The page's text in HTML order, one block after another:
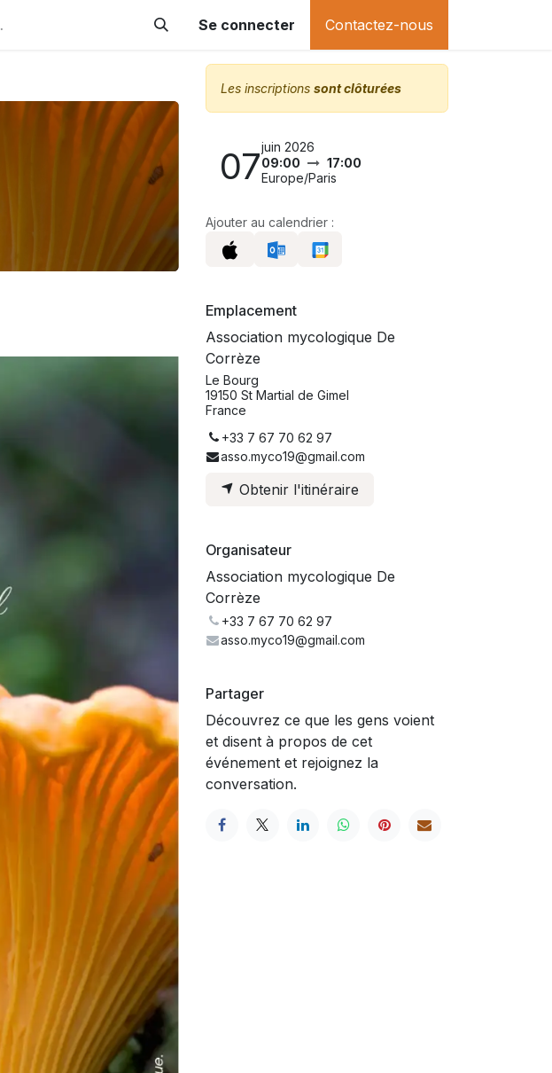
Se connecter Contactez-nous
Les inscriptions sont clôturées
07juin 2026
09:00
17:00
Europe/Paris
Ajouter au calendrier :
Emplacement
Association mycologique De
Corrèze
Le Bourg
19150 St Martial de Gimel
France
+33 7 67 70 62 97
asso.myco19@gmail.com
Obtenir l'itinéraire
Organisateur
Association mycologique De
Corrèze
+33 7 67 70 62 97
asso.myco19@gmail.com
Partager
Découvrez ce que les gens voient
et disent à propos de cet
événement et rejoignez la
conversation.